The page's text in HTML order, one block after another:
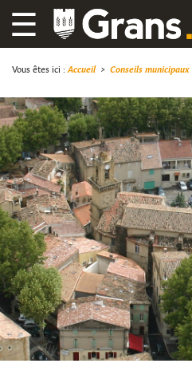
☰
Vous êtes ici : Accueil> Conseils municipaux